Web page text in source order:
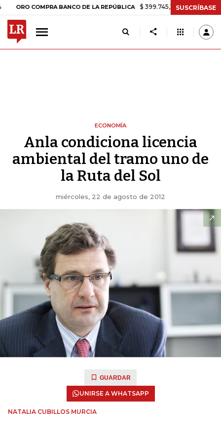
COMPRA BANCO DE LA REPÚBLICA $ 399.745,16 +$ 2.295,71 +0,58%
SUSCRÍBASE
ECONOMÍA
Anla condiciona licencia
ambiental del tramo uno de
la Ruta del Sol
miércoles, 22 de agosto de 2012
GUARDAR
UNIRSE A WHATSAPP
NATALIA CUBILLOS MURCIA